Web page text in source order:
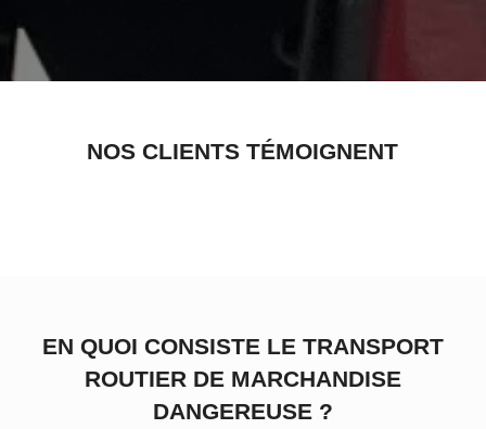
NOS CLIENTS TÉMOIGNENT
EN QUOI CONSISTE LE TRANSPORT
ROUTIER DE MARCHANDISE
DANGEREUSE ?